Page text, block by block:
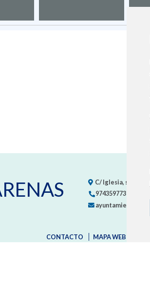
C/ Iglesia, s/n
974359773
CONTACTO MAPA WEB